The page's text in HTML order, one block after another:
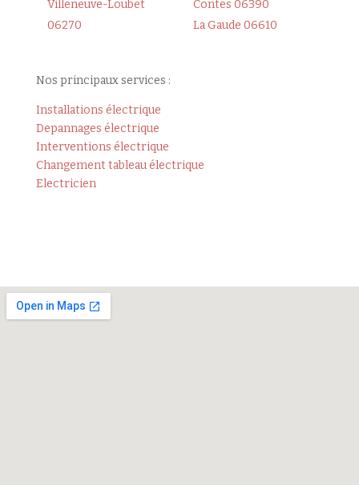
Villeneuve-Loubet
06270
Contes 06390
La Gaude 06610
Nos principaux services :
Installations électrique
Depannages électrique
Interventions électrique
Changement tableau électrique
Electricien